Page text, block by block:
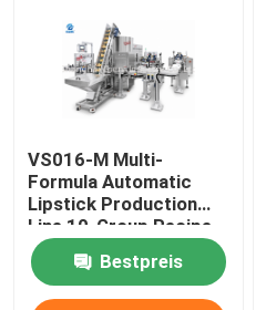
VS016-M Multi-
Formula Automatic
Lipstick Production
Line 10-Group Recipe
Quick Changeover
System Bestpreis